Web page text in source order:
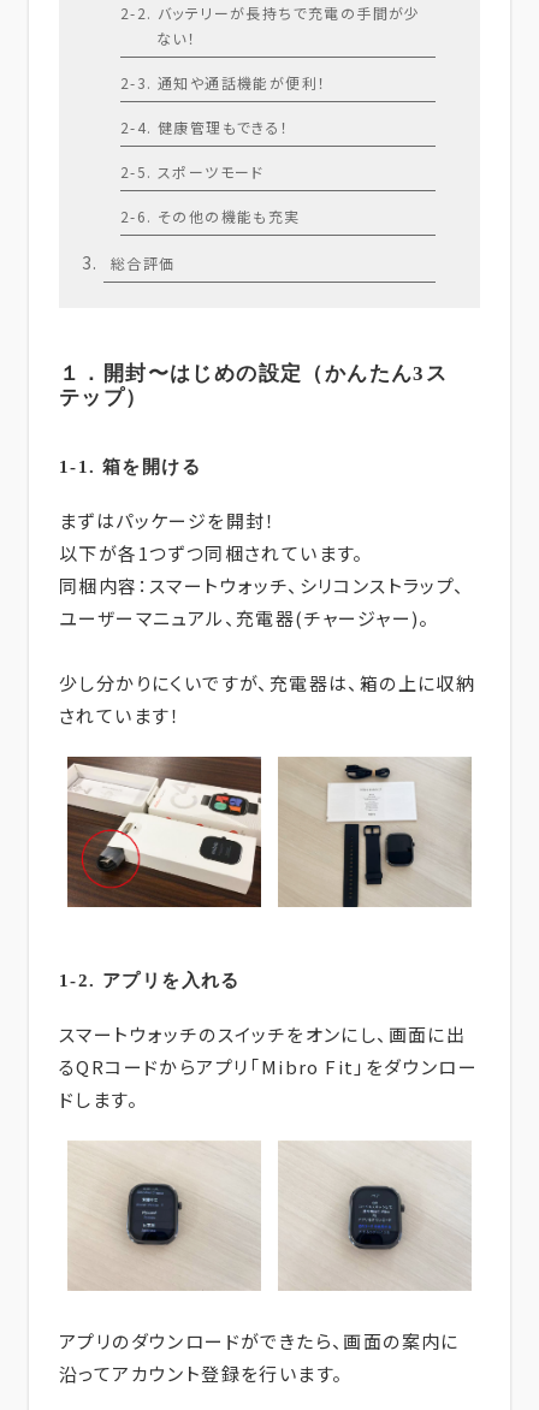
2-2. バッテリーが長持ちで充電の手間が少
ない！
2-3. 通知や通話機能が便利！
2-4. 健康管理もできる！
2-5. スポーツモード
2-6. その他の機能も充実
総合評価
１．開封〜はじめの設定（かんたん3ス
テップ）
1-1. 箱を開ける
まずはパッケージを開封！
以下が各1つずつ同梱されています。
同梱内容：スマートウォッチ、シリコンストラップ、
ユーザーマニュアル、充電器(チャージャー)。
少し分かりにくいですが、充電器は、箱の上に収納
されています！
1-2. アプリを入れる
スマートウォッチのスイッチをオンにし、画面に出
るQRコードからアプリ「Mibro Fit」をダウンロー
ドします。
アプリのダウンロードができたら、画面の案内に
沿ってアカウント登録を行います。